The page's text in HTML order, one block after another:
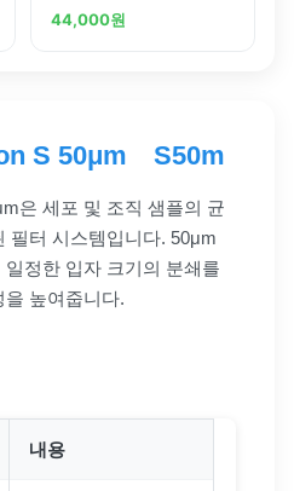
44,000원
S 50μm S50m
은 세포 및 조직 샘플의 균
필터 시스템입니다. 50μm
정한 입자 크기의 분쇄를
높여줍니다.
내용